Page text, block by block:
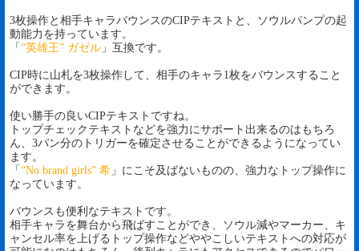
3枚操作と相手キャラバウンスのCIPテキストと、ソウルパンプの起
動能力を持っています。
「 “英雄王” ガゼル 」互換です。
CIP時に山札を3枚操作して、相手のキャラ1枚をバウンスすること
ができます。
使い勝手の良いCIPテキストですね。
トップチェックテキストなどを強力にサポート出来るのはもちろ
ん、3パン分のトリガーを確定させることができるようになってい
ます。
「 “No brand girls” 希 」にこそ及ばないものの、強力なトップ操作に
なっています。
バウンスも便利なテキストです。
相手キャラを舞台から飛ばすことができ、ソウル減やマーカー、キ
ャンセル率を上げるトップ操作などややこしいテキストへの対応が